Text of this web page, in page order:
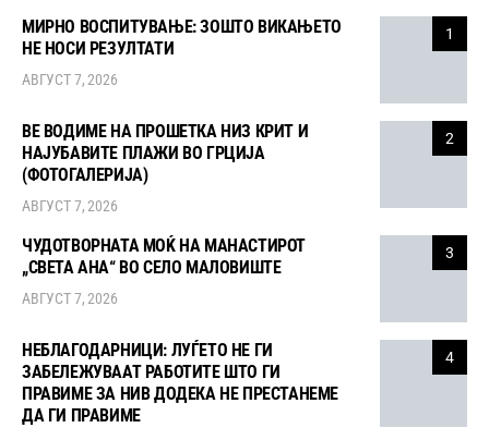
1
МИРНО ВОСПИТУВАЊЕ: ЗОШТО ВИКАЊЕТО
НЕ НОСИ РЕЗУЛТАТИ
АВГУСТ 7, 2026
2
ВЕ ВОДИМЕ НА ПРОШЕТКА НИЗ КРИТ И
НАЈУБАВИТЕ ПЛАЖИ ВО ГРЦИЈА
(ФОТОГАЛЕРИЈА)
АВГУСТ 7, 2026
3
ЧУДОТВОРНАТА МОЌ НА МАНАСТИРОТ
„СВЕТА АНА“ ВО СЕЛО МАЛОВИШТЕ
АВГУСТ 7, 2026
4
НЕБЛАГОДАРНИЦИ: ЛУЃЕТО НЕ ГИ
ЗАБЕЛЕЖУВААТ РАБОТИТЕ ШТО ГИ
ПРАВИМЕ ЗА НИВ ДОДЕКА НЕ ПРЕСТАНЕМЕ
ДА ГИ ПРАВИМЕ